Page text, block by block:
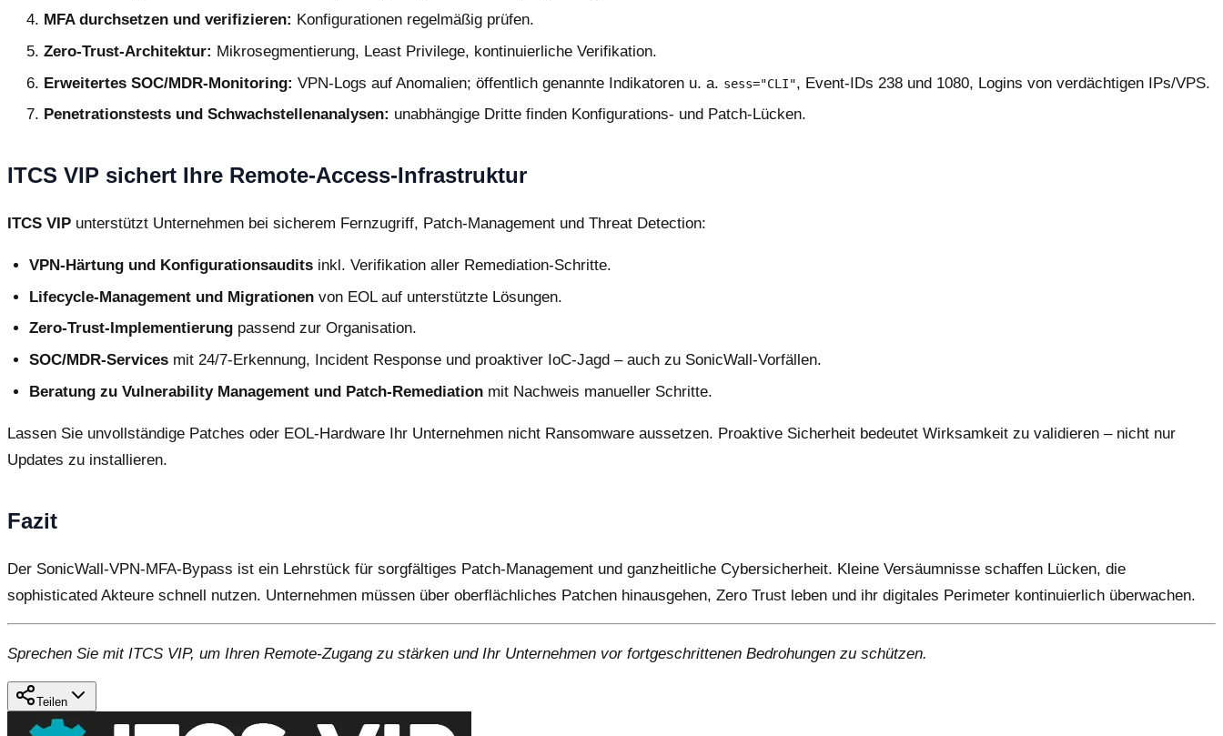
MFA durchsetzen und verifizieren: Konfigurationen regelmäßig prüfen.
Zero-Trust-Architektur: Mikrosegmentierung, Least Privilege, kontinuierliche Verifikation.
Erweitertes SOC/MDR-Monitoring: VPN-Logs auf Anomalien; öffentlich genannte Indikatoren u. a. sess="CLI", Event-IDs 238 und 1080, Logins von verdächtigen IPs/VPS.
Penetrationstests und Schwachstellenanalysen: unabhängige Dritte finden Konfigurations- und Patch-Lücken.
ITCS VIP sichert Ihre Remote-Access-Infrastruktur
ITCS VIP unterstützt Unternehmen bei sicherem Fernzugriff, Patch-Management und Threat Detection:
VPN-Härtung und Konfigurationsaudits inkl. Verifikation aller Remediation-Schritte.
Lifecycle-Management und Migrationen von EOL auf unterstützte Lösungen.
Zero-Trust-Implementierung passend zur Organisation.
SOC/MDR-Services mit 24/7-Erkennung, Incident Response und proaktiver IoC-Jagd – auch zu SonicWall-Vorfällen.
Beratung zu Vulnerability Management und Patch-Remediation mit Nachweis manueller Schritte.
Lassen Sie unvollständige Patches oder EOL-Hardware Ihr Unternehmen nicht Ransomware aussetzen. Proaktive Sicherheit bedeutet Wirksamkeit zu validieren – nicht nur
Updates zu installieren.
Fazit
Der SonicWall-VPN-MFA-Bypass ist ein Lehrstück für sorgfältiges Patch-Management und ganzheitliche Cybersicherheit. Kleine Versäumnisse schaffen Lücken, die
sophisticated Akteure schnell nutzen. Unternehmen müssen über oberflächliches Patchen hinausgehen, Zero Trust leben und ihr digitales Perimeter kontinuierlich überwachen.
Sprechen Sie mit ITCS VIP, um Ihren Remote-Zugang zu stärken und Ihr Unternehmen vor fortgeschrittenen Bedrohungen zu schützen.
Teilen